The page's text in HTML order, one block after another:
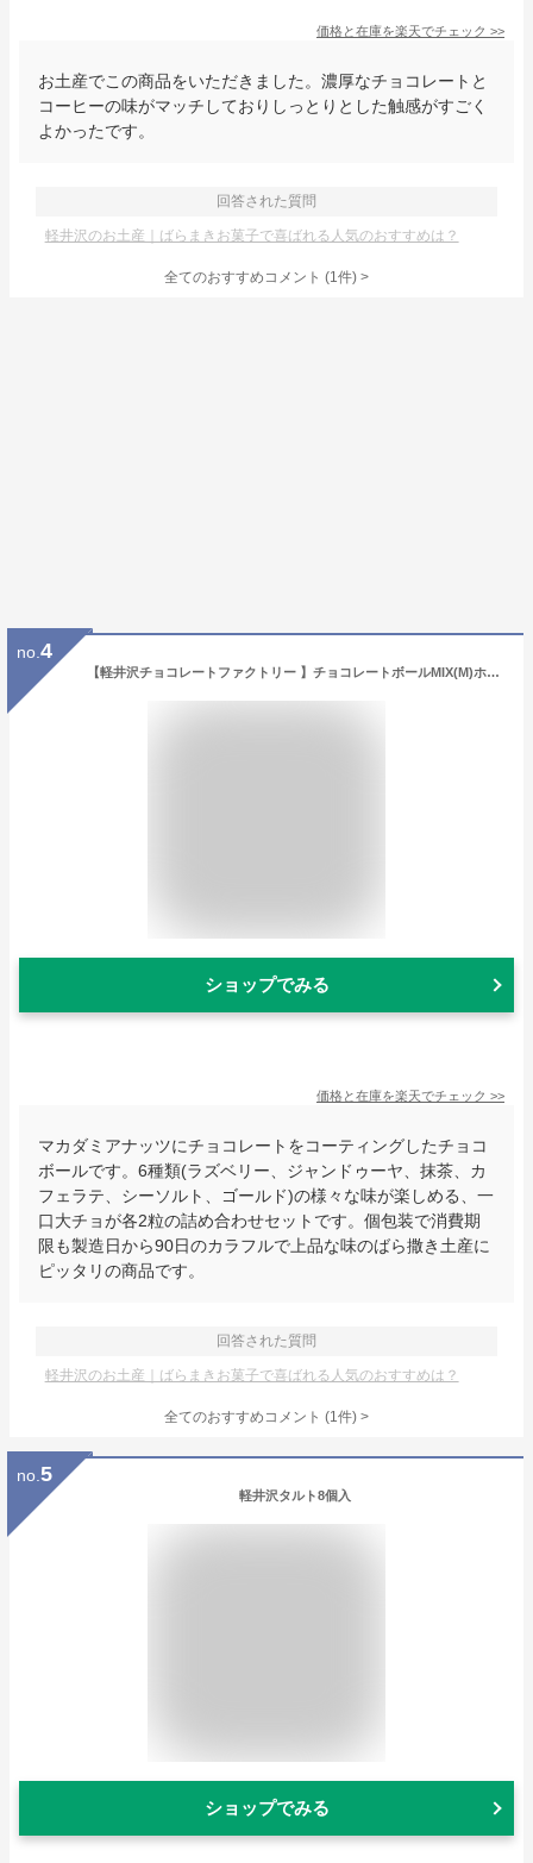
価格と在庫を楽天でチェック >>
お土産でこの商品をいただきました。濃厚なチョコレートと
コーヒーの味がマッチしておりしっとりとした触感がすごく
よかったです。
回答された質問
軽井沢のお土産｜ばらまきお菓子で喜ばれる人気のおすすめは？
全てのおすすめコメント (1件) >
no. 4
【軽井沢チョコレートファクトリー 】チョコレートボールMIX(M)ホワイト※夏季クール便
ショップでみる
価格と在庫を楽天でチェック >>
マカダミアナッツにチョコレートをコーティングしたチョコ
ボールです。6種類(ラズベリー、ジャンドゥーヤ、抹茶、カ
フェラテ、シーソルト、ゴールド)の様々な味が楽しめる、一
口大チョが各2粒の詰め合わせセットです。個包装で消費期
限も製造日から90日のカラフルで上品な味のばら撒き土産に
ピッタリの商品です。
回答された質問
軽井沢のお土産｜ばらまきお菓子で喜ばれる人気のおすすめは？
全てのおすすめコメント (1件) >
no. 5
軽井沢タルト8個入
ショップでみる